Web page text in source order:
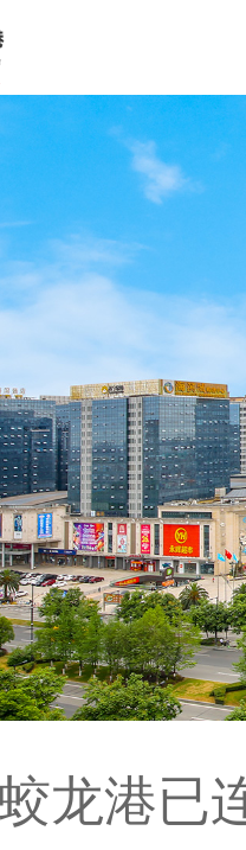
城市综合开发
文化旅游中心
展
道
防
龙港已